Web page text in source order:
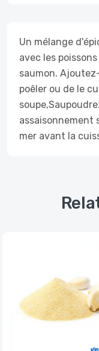
Un mélange
avec les
saumon.
poêler ou de le
assaisonnement
mer avant la